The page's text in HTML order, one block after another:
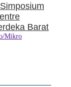
Barat
Mikro
Dokter